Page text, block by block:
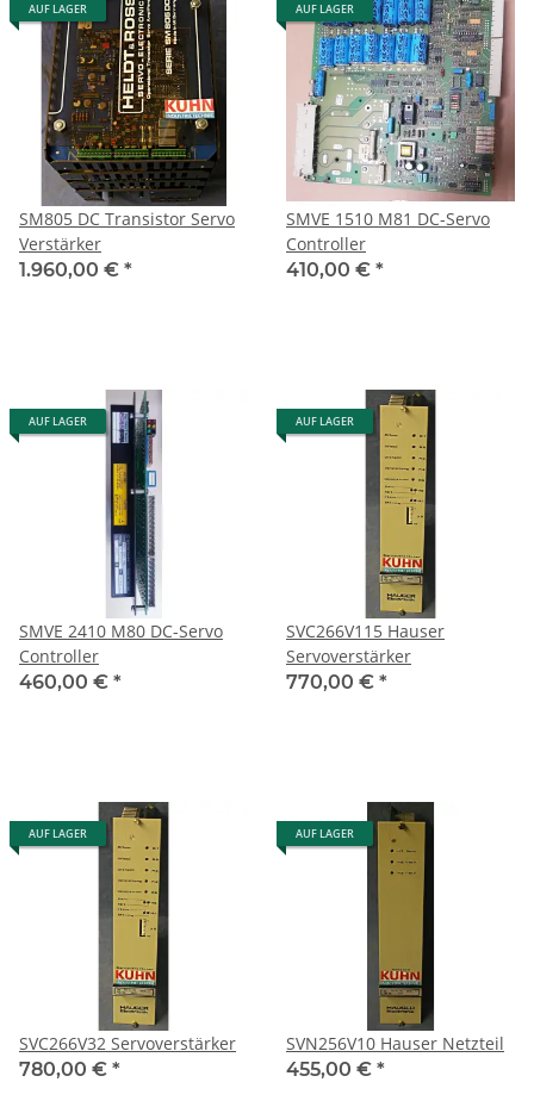
AUF LAGER
SM805 DC Transistor Servo
Verstärker
1.960,00 € *
AUF LAGER
SMVE 1510 M81 DC-Servo
Controller
410,00 € *
AUF LAGER
SMVE 2410 M80 DC-Servo
Controller
460,00 € *
AUF LAGER
SVC266V115 Hauser
Servoverstärker
770,00 € *
AUF LAGER
SVC266V32 Servoverstärker
780,00 € *
AUF LAGER
SVN256V10 Hauser Netzteil
455,00 € *